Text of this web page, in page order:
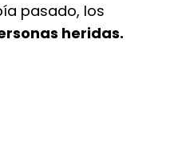
pasado, los
heridas.